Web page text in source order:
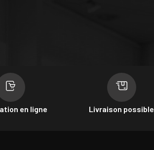
en ligne Livraison possible